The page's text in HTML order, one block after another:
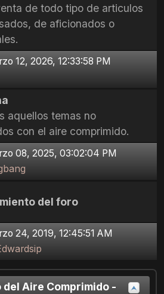
de todo tipo de articulos
de aficionados o
12, 2026, 12:33:58 PM
aquellos temas no
con el aire comprimido.
08, 2025, 03:02:04 PM
del foro
24, 2019, 12:45:51 AM
del Aire Comprimido -